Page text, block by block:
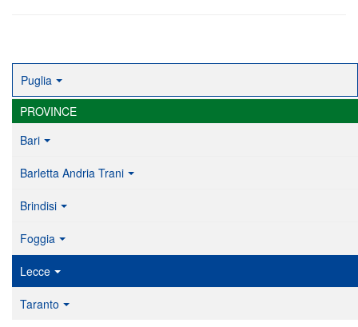
Puglia
PROVINCE
Bari
Barletta Andria Trani
Brindisi
Foggia
Lecce
Taranto